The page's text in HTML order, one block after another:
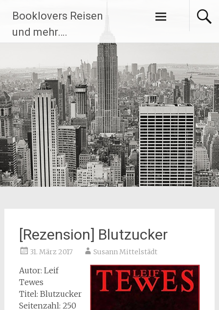
Inhalt
springen
Booklovers Reisen
und mehr….
[Rezension] Blutzucker
31. März 2017 Susann Mittelstädt
Autor: Leif
Tewes
Titel: Blutzucker
Seitenzahl: 250